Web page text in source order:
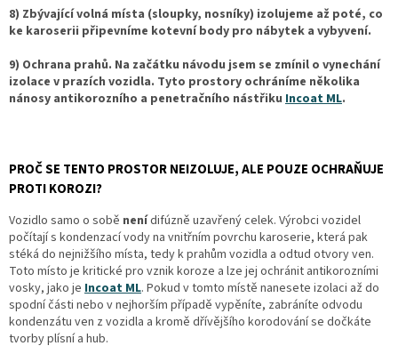
8) Zbývající volná místa (sloupky, nosníky) izolujeme až poté, co
ke karoserii připevníme kotevní body pro nábytek a vybyvení.
9) Ochrana prahů. Na začátku návodu jsem se zmínil o vynechání
izolace v prazích vozidla. Tyto prostory ochráníme několika
nánosy antikorozního a penetračního nástřiku Incoat ML.
PROČ SE TENTO PROSTOR NEIZOLUJE, ALE POUZE OCHRAŇUJE
PROTI KOROZI?
Vozidlo samo o sobě nenídifúzně uzavřený celek. Výrobci vozidel
počítají s kondenzací vody na vnitřním povrchu karoserie, která pak
stéká do nejnižšího místa, tedy k prahům vozidla a odtud otvory ven.
Toto místo je kritické pro vznik koroze a lze jej ochránit antikorozními
vosky, jako je Incoat ML. Pokud v tomto místě nanesete izolaci až do
spodní části nebo v nejhorším případě vypěníte, zabráníte odvodu
kondenzátu ven z vozidla a kromě dřívějšího korodování se dočkáte
tvorby plísní a hub.